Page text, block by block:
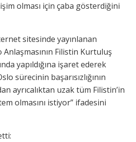
olması için çaba gösterdiğini
sitesinde yayınlanan
Anlaşmasının Filistin Kurtuluş
yapıldığına işaret ederek
sürecinin başarısızlığının
ayrıcalıktan uzak tüm Filistin’in
olmasını istiyor” ifadesini